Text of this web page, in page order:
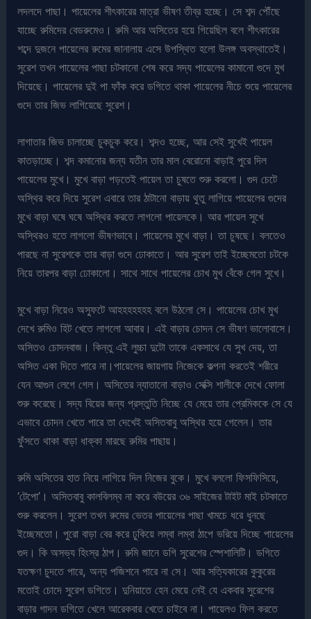
লদলদে পাছা। পায়েলের শীৎকারের মাত্রা ভীষণ তীব্র হচ্ছে। সে শব্দ পৌঁছে
যাচ্ছে রুমিদের বেডরুমেও। রুমি আর অসিতের হয়ে গিয়েছিল বলে শীৎকারের
শব্দে দুজনে পায়েলের রুমের জানালায় এসে উপস্থিত হলো উলঙ্গ অবস্থাতেই।
সুরেশ তখন পায়েলের পাছা চটকানো শেষ করে সদ্য পায়েলের কামানো গুদে মুখ
দিয়েছে। পায়েলের দুই পা ফাঁক করে ডগিতে থাকা পায়েলের নীচে শুয়ে পায়েলের
গুদে তার জিভ লাগিয়েছে সুরেশ।
লাগাতার জিভ চালাচ্ছে চুকচুক করে। শব্দও হচ্ছে, আর সেই সুখেই পায়েল
কাতড়াচ্ছে। শব্দ কমানোর জন্য যতীন তার মাল বেরোনো বাড়াই পুরে দিল
পায়েলের মুখে। মুখে বাড়া পড়তেই পায়েল তা চুষতে শুরু করলো। গুদ চেটে
অস্থির করে দিয়ে সুরেশ এবারে তার ঠাটানো বাড়ায় থুতু লাগিয়ে পায়েলের গুদের
মুখে বাড়া ঘষে ঘষে অস্থির করতে লাগলো পায়েলকে। আর পায়েল সুখে
অস্থিরও হতে লাগলো ভীষণভাবে। পায়েলের মুখে বাড়া। তা চুষছে। বলতেও
পারছে না সুরেশকে তার বাড়া গুদে ঢোকাতে। আর সুরেশ তাই ইচ্ছেমতো চটকে
নিয়ে তারপর বাড়া ঢোকালো। সাথে সাথে পায়েলের চোখ মুখ বেঁকে গেল সুখে।
মুখে বাড়া নিয়েও অস্ফুটে আহহহহহহহ বলে উঠলো সে। পায়েলের চোখ মুখ
দেখে রুমিও হিট খেতে লাগলো আবার। এই বাড়ার চোদন সে ভীষণ ভালোবাসে।
অসিতও চোদনবাজ। কিন্তু এই লুচ্চা দুটো তাকে একসাথে যে সুখ দেয়, তা
অসিত একা দিতে পারে না।পায়েলের জায়গায় নিজেকে কল্পনা করতেই শরীরে
যেন আগুন লেগে গেল। অসিতের ন্যাতানো বাড়াও সেক্সি শালীকে দেখে ফোলা
শুরু করেছে। সদ্য বিয়ের জন্য প্রস্তুতি নিচ্ছে যে মেয়ে তার প্রেমিককে সে যে
এভাবে চোদন খেতে পারে তা দেখেই অসিতবাবু অস্থির হয়ে গেলেন। তার
ফুঁসতে থাকা বাড়া ধাক্কা মারছে রুমির পাছায়।
রুমি অসিতের হাত নিয়ে লাগিয়ে দিল নিজের বুকে। মুখে বললো ফিসফিসিয়ে,
‘টেপো’। অসিতবাবু কালবিলম্ব না করে বউয়ের ৩৬ সাইজের টাইট মাই চটকাতে
শুরু করলেন। সুরেশ তখন রুমের ভেতর পায়েলের পাছা খামচে ধরে ধুনছে
ইচ্ছেমতো। পুরো বাড়া বের করে ঢুকিয়ে লম্বা লম্বা ঠাপে ভরিয়ে দিচ্ছে পায়েলের
গুদ। কি অসভ্য হিংস্র ঠাপ। রুমি জানে ডগি সুরেশের স্পেশালিটি। ডগিতে
যতক্ষণ চুদতে পারে, অন্য পজিশনে পারে না সে। আর সত্যিকারের কুকুরের
মতোই চোদে সুরেশ ডগিতে। দুনিয়াতে হেন মেয়ে নেই যে একবার সুরেশের
বাড়ার গাদন ডগিতে খেলে আরেকবার খেতে চাইবে না। পায়েলও ফিল করতে